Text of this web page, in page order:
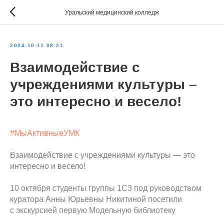
Уральский медицинский колледж
2024-10-11 08:21
Взаимодействие с
учреждениями культуры –
это интересно и весело!
#МыАктивныеУМК
Взаимодействие с учреждениями культуры — это
интересно и весело!
10 октября студенты группы 1С3 под руководством
куратора Анны Юрьевны Никитиной посетили
с экскурсией первую Модельную библиотеку